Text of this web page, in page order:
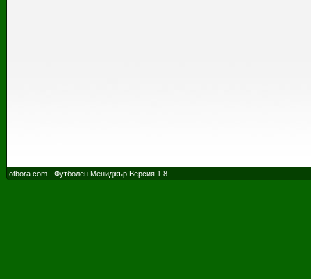
otbora.com - Футболен Мениджър Версия 1.8